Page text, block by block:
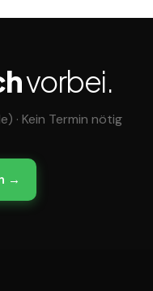
vorbei.
· Kein Termin nötig
→